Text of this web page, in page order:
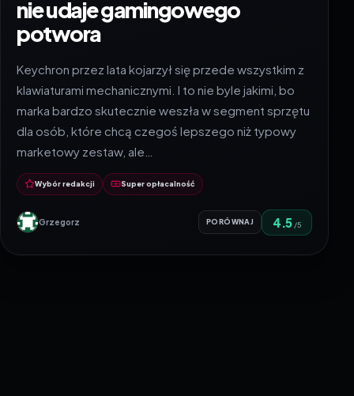
nie udaje gamingowego
potwora
Keychron przez lata kojarzył się przede wszystkim z
klawiaturami mechanicznymi. I to nie byle jakimi, bo
marka bardzo skutecznie weszła w segment sprzętu
dla osób, które chcą czegoś lepszego niż typowy
marketowy zestaw, ale…
Wybór redakcji Super opłacalność
Grzegorz PORÓWNAJ 4.5 /5